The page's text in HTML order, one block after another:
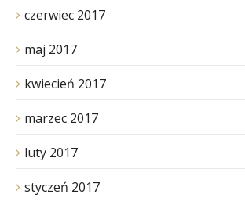
czerwiec 2017
maj 2017
kwiecień 2017
marzec 2017
luty 2017
styczeń 2017